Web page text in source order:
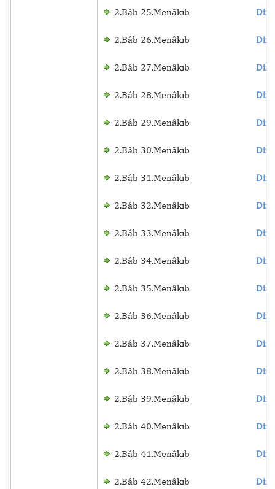
2.Bâb 25.Menâkıb
2.Bâb 26.Menâkıb
2.Bâb 27.Menâkıb
2.Bâb 28.Menâkıb
2.Bâb 29.Menâkıb
2.Bâb 30.Menâkıb
2.Bâb 31.Menâkıb
2.Bâb 32.Menâkıb
2.Bâb 33.Menâkıb
2.Bâb 34.Menâkıb
2.Bâb 35.Menâkıb
2.Bâb 36.Menâkıb
2.Bâb 37.Menâkıb
2.Bâb 38.Menâkıb
2.Bâb 39.Menâkıb
2.Bâb 40.Menâkıb
2.Bâb 41.Menâkıb
2.Bâb 42.Menâkıb